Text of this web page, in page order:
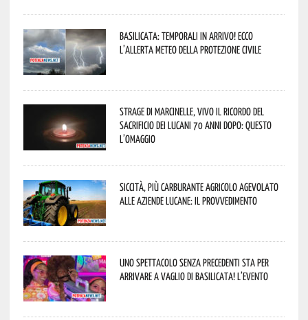
Basilicata: temporali in arrivo! Ecco
l’allerta meteo della Protezione civile
Strage di Marcinelle, vivo il ricordo del
sacrificio dei lucani 70 anni dopo: questo
l’omaggio
Siccità, più carburante agricolo agevolato
alle aziende lucane: il provvedimento
Uno spettacolo senza precedenti sta per
arrivare a Vaglio di Basilicata! L’evento